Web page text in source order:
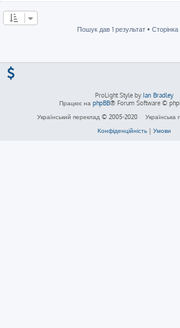
Пошук дав 1 результат • Сторінка
ProLight Style by Ian Bradley
Працює на phpBB® Forum Software ©
Український переклад © 2005-2020
Українська
Конфіденційність| Умови